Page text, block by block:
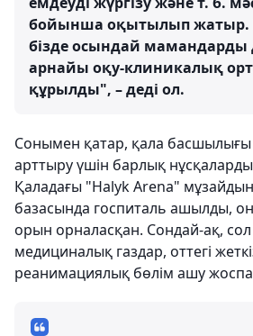
бойынша оқытылып жатыр.
бізде осындай
арнайы оқу-клиникалық
құрылды", – деді ол.
Сонымен қатар, қала
арттыру үшін барлық
Қаладағы "Halyk Arena"
базасында госпиталь ашылды,
орын орналасқан. Сондай-ақ,
медициналық газдар, оттегі
реанимациялық бөлім ашу